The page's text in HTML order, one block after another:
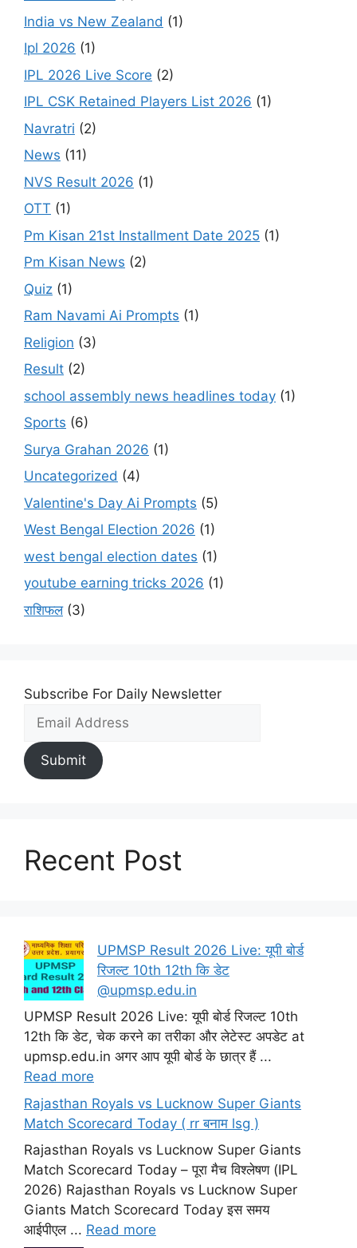
India vs New Zealand (1)
Ipl 2026 (1)
IPL 2026 Live Score (2)
IPL CSK Retained Players List 2026 (1)
Navratri (2)
News (11)
NVS Result 2026 (1)
OTT (1)
Pm Kisan 21st Installment Date 2025 (1)
Pm Kisan News (2)
Quiz (1)
Ram Navami Ai Prompts (1)
Religion (3)
Result (2)
school assembly news headlines today (1)
Sports (6)
Surya Grahan 2026 (1)
Uncategorized (4)
Valentine's Day Ai Prompts (5)
West Bengal Election 2026 (1)
west bengal election dates (1)
youtube earning tricks 2026 (1)
राशिफल(3)
Subscribe For Daily Newsletter
Submit
Recent Post
UPMSP Result 2026 Live: यूपी बोर्ड
रिजल्ट 10th 12th कि डेट
@upmsp.edu.in
UPMSP Result 2026 Live: यूपी बोर्ड रिजल्ट 10th
12th कि डेट, चेक करने का तरीका और लेटेस्ट अपडेट at
upmsp.edu.in अगर आप यूपी बोर्ड के छात्र हैं ...
Read more
Rajasthan Royals vs Lucknow Super Giants
Match Scorecard Today ( rr बनाम lsg )
Rajasthan Royals vs Lucknow Super Giants
Match Scorecard Today – पूरा मैच विश्लेषण (IPL
2026) Rajasthan Royals vs Lucknow Super
Giants Match Scorecard Today इस समय
आईपीएल ... Read more